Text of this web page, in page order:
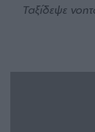
Ταξίδεψε